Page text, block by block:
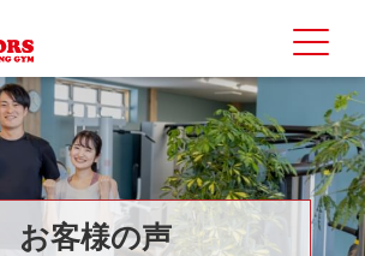
お客様の声